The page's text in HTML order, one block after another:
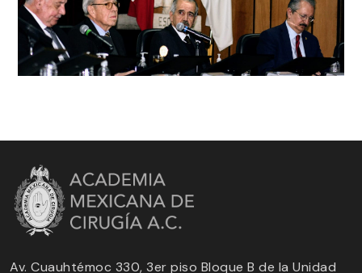
Av. Cuauhtémoc 330, 3er piso Bloque B de la Unidad